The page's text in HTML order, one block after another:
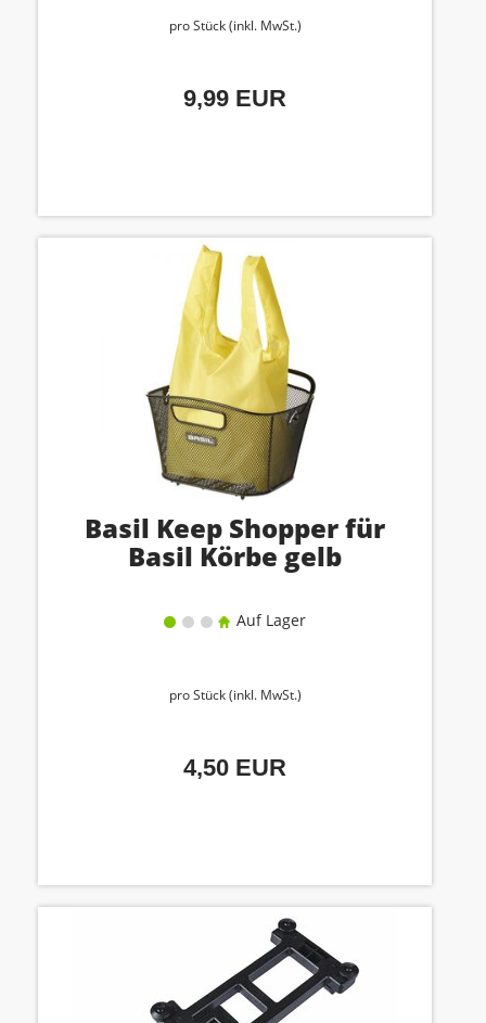
pro Stück (inkl. MwSt.)
9,99 EUR
Basil Keep Shopper für
Basil Körbe gelb
Auf Lager
pro Stück (inkl. MwSt.)
4,50 EUR